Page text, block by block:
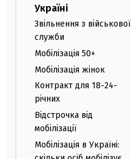
Україні
Звільнення з військової
служби
Мобілізація 50+
Мобілізація жінок
Контракт для 18-24-
річних
Відстрочка від
мобілізації
Мобілізація в Україні: